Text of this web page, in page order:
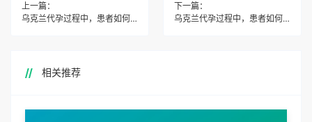
上一篇：
乌克兰代孕过程中，患者如何面对可能出现的伦理问题？
下一篇：
乌克兰代孕过程中，患者如何与医疗机构和代孕母亲建立良好的关系？
相关推荐